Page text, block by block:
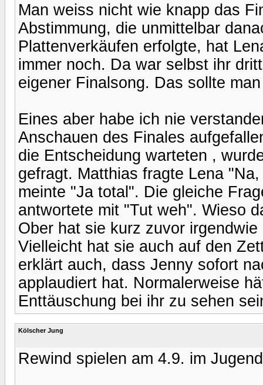
Man weiss nicht wie knapp das
Abstimmung, die unmittelbar
Plattenverkäufen erfolgte, hat
immer noch. Da war selbst ihr
eigener Finalsong. Das sollte
Eines aber habe ich nie
Anschauen des Finales
die Entscheidung warteten ,
gefragt. Matthias fragte Lena
meinte "Ja total". Die gleiche
antwortete mit "Tut weh". Wieso
Ober hat sie kurz zuvor
Vielleicht hat sie auch auf den
erklärt auch, dass Jenny sofort
applaudiert hat. Normalerweise
Enttäuschung bei ihr zu sehen
Kölscher Jung
Rewind spielen am 4.9. im